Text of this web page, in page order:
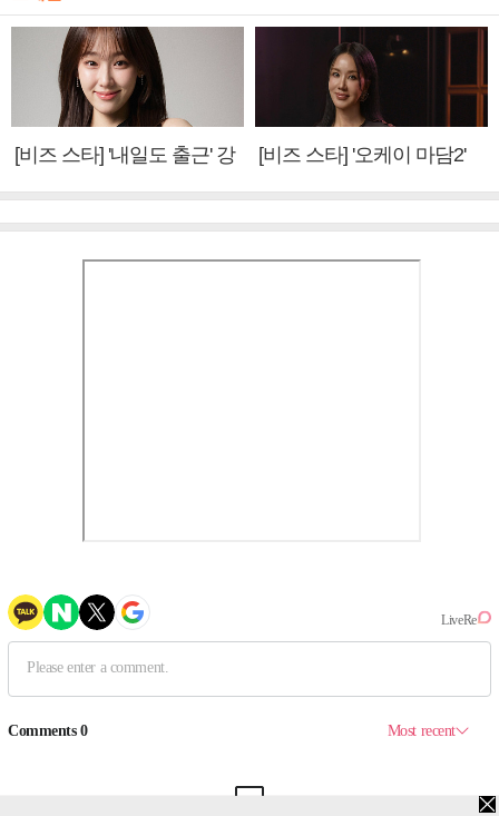
[비즈 스타] '내일도 출근' 강
[비즈 스타] '오케이 마담2'